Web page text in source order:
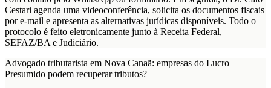
Cestari agenda uma videoconferência, solicita os documentos fiscais
por e-mail e apresenta as alternativas jurídicas disponíveis. Todo o
protocolo é feito eletronicamente junto à Receita Federal,
SEFAZ/BA e Judiciário.
Advogado tributarista em Nova Canaã: empresas do Lucro
Presumido podem recuperar tributos?